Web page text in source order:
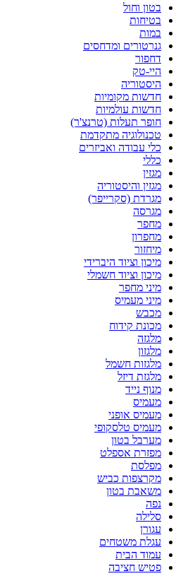
בטון וחול
בטיחות
במות
גנרטורים ומדחסים
דחפור
היי-טק
היסטוריה
חדשות מקומיות
חדשות עולמיות
חופר תעלות (טרנצ'ר)
טכנולוגיה מתקדמת
כלי עבודה ואביזרים
כללי
מגזין
מגזין והיסטוריה
מגרדת (סקרייפר)
מגרסה
מחפר
מחפרון
מיחזור
מיכון וציוד היברידי
מיכון וציוד חשמלי
מיני מחפר
מיני מעמיס
מכבש
מכונת קידוח
מלגזה
מלגזון
מלגזות חשמל
מלגזת דיזל
מנוף נייד
מעמיס
מעמיס אופני
מעמיס טלסקופי
מערבל בטון
מפזרת אספלט
מפלסת
מקרצפות כביש
משאבת בטון
נפה
סלילה
עגורן
עגלת משטחים
עמוד הבית
פטיש חציבה